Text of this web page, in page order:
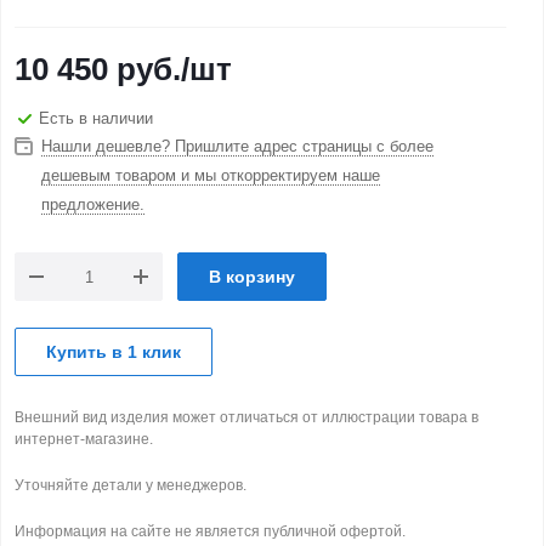
10 450 руб./шт
Есть в наличии
Нашли дешевле? Пришлите адрес страницы с более
дешевым товаром и мы откорректируем наше
предложение.
В корзину
Купить в 1 клик
Внешний вид изделия может отличаться от иллюстрации товара в
интернет-магазине.
Уточняйте детали у менеджеров.
Информация на сайте не является публичной офертой.